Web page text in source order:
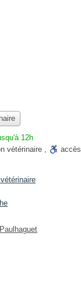
12h
vétérinaire , accès